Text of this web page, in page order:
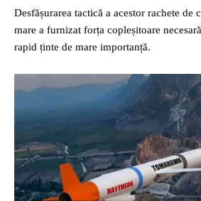
Desfășurarea tactică a acestor rachete de
mare a furnizat forța copleșitoare
rapid ținte de mare importanță.